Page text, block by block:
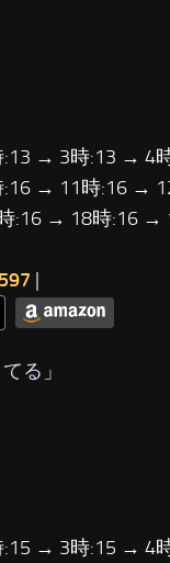
→ 3時:13 → 4
→ 11時:16 →
:16 → 18時:16
|
る 」
→ 3時:15 → 4